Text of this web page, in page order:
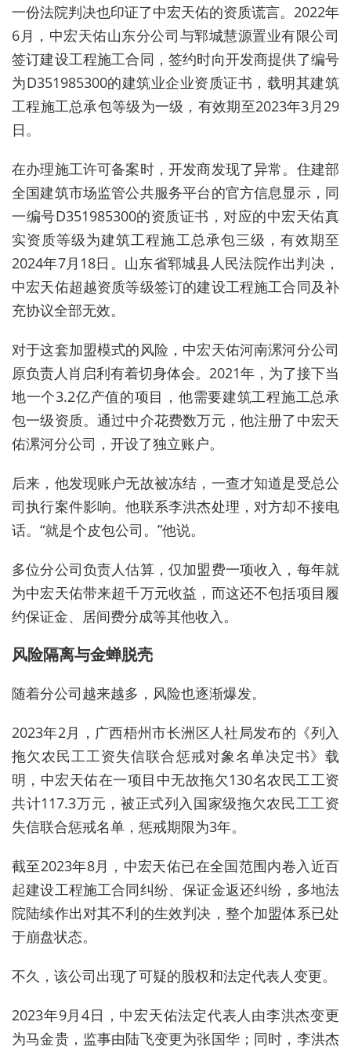
一份法院判决也印证了中宏天佑的资质谎言。2022年
6月，中宏天佑山东分公司与郓城慧源置业有限公司
签订建设工程施工合同，签约时向开发商提供了编号
为D351985300的建筑业企业资质证书，载明其建筑
工程施工总承包等级为一级，有效期至2023年3月29
日。
在办理施工许可备案时，开发商发现了异常。住建部
全国建筑市场监管公共服务平台的官方信息显示，同
一编号D351985300的资质证书，对应的中宏天佑真
实资质等级为建筑工程施工总承包三级，有效期至
2024年7月18日。山东省郓城县人民法院作出判决，
中宏天佑超越资质等级签订的建设工程施工合同及补
充协议全部无效。
对于这套加盟模式的风险，中宏天佑河南漯河分公司
原负责人肖启利有着切身体会。2021年，为了接下当
地一个3.2亿产值的项目，他需要建筑工程施工总承
包一级资质。通过中介花费数万元，他注册了中宏天
佑漯河分公司，开设了独立账户。
后来，他发现账户无故被冻结，一查才知道是受总公
司执行案件影响。他联系李洪杰处理，对方却不接电
话。“就是个皮包公司。”他说。
多位分公司负责人估算，仅加盟费一项收入，每年就
为中宏天佑带来超千万元收益，而这还不包括项目履
约保证金、居间费分成等其他收入。
风险隔离与金蝉脱壳
随着分公司越来越多，风险也逐渐爆发。
2023年2月，广西梧州市长洲区人社局发布的《列入
拖欠农民工工资失信联合惩戒对象名单决定书》载
明，中宏天佑在一项目中无故拖欠130名农民工工资
共计117.3万元，被正式列入国家级拖欠农民工工资
失信联合惩戒名单，惩戒期限为3年。
截至2023年8月，中宏天佑已在全国范围内卷入近百
起建设工程施工合同纠纷、保证金返还纠纷，多地法
院陆续作出对其不利的生效判决，整个加盟体系已处
于崩盘状态。
不久，该公司出现了可疑的股权和法定代表人变更。
2023年9月4日，中宏天佑法定代表人由李洪杰变更
为马金贵，监事由陆飞变更为张国华；同时，李洪杰